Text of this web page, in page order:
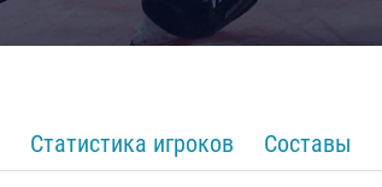
Статистика игроков Составы